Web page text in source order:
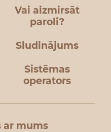
Vai aizmirsāt
paroli?
Sludinājums
Sistēmas
operators
ar mums